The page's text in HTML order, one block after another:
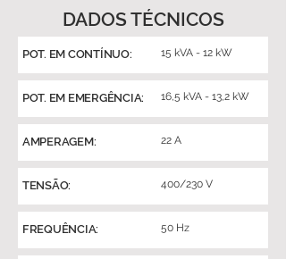
DADOS TÉCNICOS
POT. EM CONTÍNUO: 15 kVA - 12 kW
POT. EM EMERGÊNCIA: 16,5 kVA - 13,2 kW
AMPERAGEM: 22 A
TENSÃO: 400/230 V
FREQUÊNCIA: 50 Hz